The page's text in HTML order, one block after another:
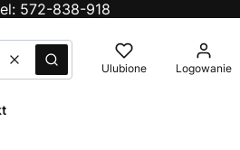
572-838-918
WyczyśćSzukaj Ulubione Logowanie